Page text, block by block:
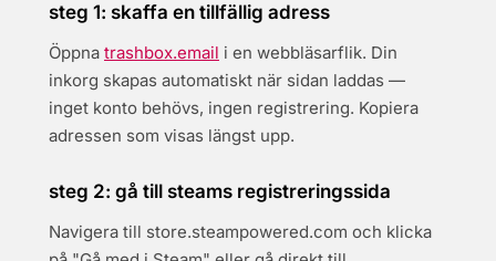
steg 1: skaffa en tillfällig adress
Öppna trashbox.email i en webbläsarflik. Din
inkorg skapas automatiskt när sidan laddas —
inget konto behövs, ingen registrering. Kopiera
adressen som visas längst upp.
steg 2: gå till steams registreringssida
Navigera till store.steampowered.com och klicka